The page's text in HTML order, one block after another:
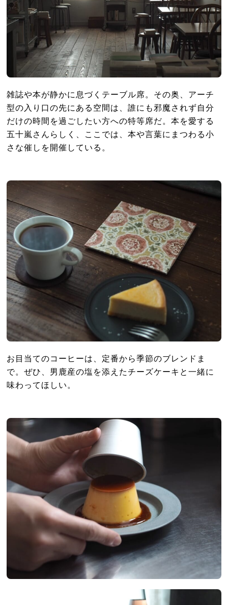
雑誌や本が静かに息づくテーブル席。その奥、アーチ
型の入り口の先にある空間は、誰にも邪魔されず自分
だけの時間を過ごしたい方への特等席だ。本を愛する
五十嵐さんらしく、ここでは、本や言葉にまつわる小
さな催しを開催している。
お目当てのコーヒーは、定番から季節のブレンドま
で。ぜひ、男鹿産の塩を添えたチーズケーキと一緒に
味わってほしい。